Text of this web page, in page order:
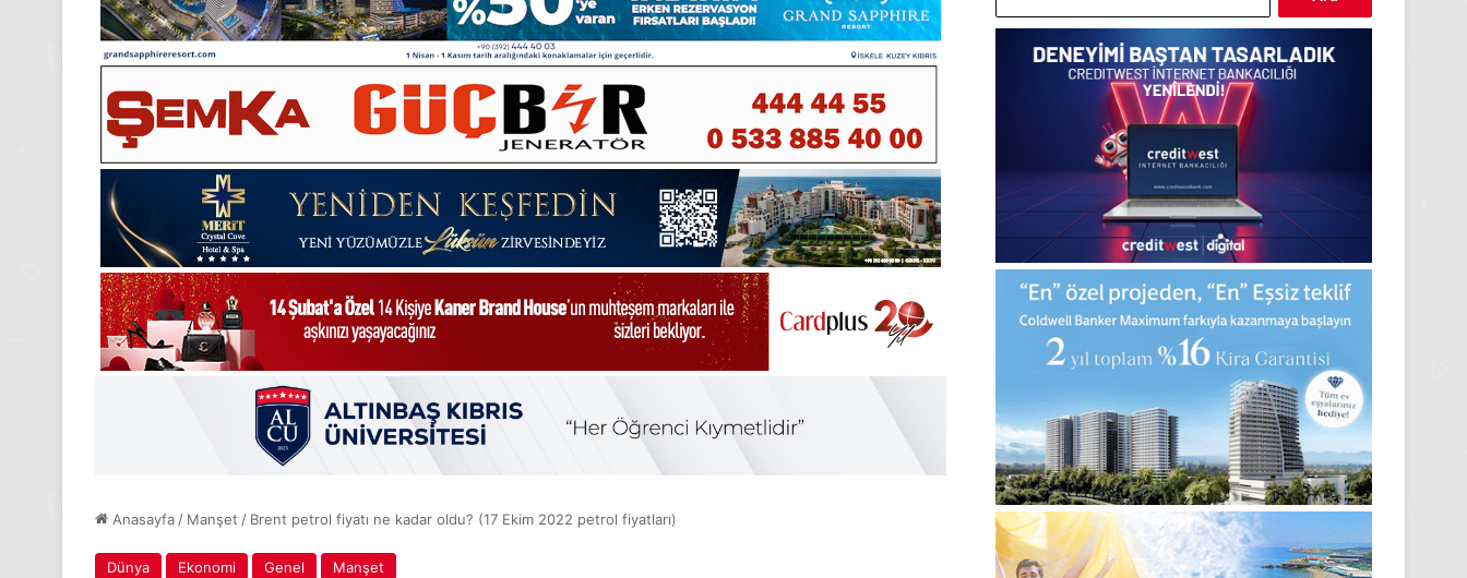
Anasayfa / Manşet / Brent petrol fiyatı ne kadar oldu? (17 Ekim 2022 petrol fiyatları)
Dünya Ekonomi Genel Manşet